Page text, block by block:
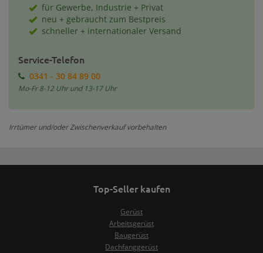
für Gewerbe, Industrie + Privat
neu + gebraucht zum Bestpreis
schneller + internationaler Versand
Service-Telefon
0341 - 30 84 89 00
Mo-Fr 8-12 Uhr und 13-17 Uhr
Irrtümer und/oder Zwischenverkauf vorbehalten
Top-Seller kaufen
Gerüst
Arbeitsgerüst
Baugerüst
Dachfanggerüst